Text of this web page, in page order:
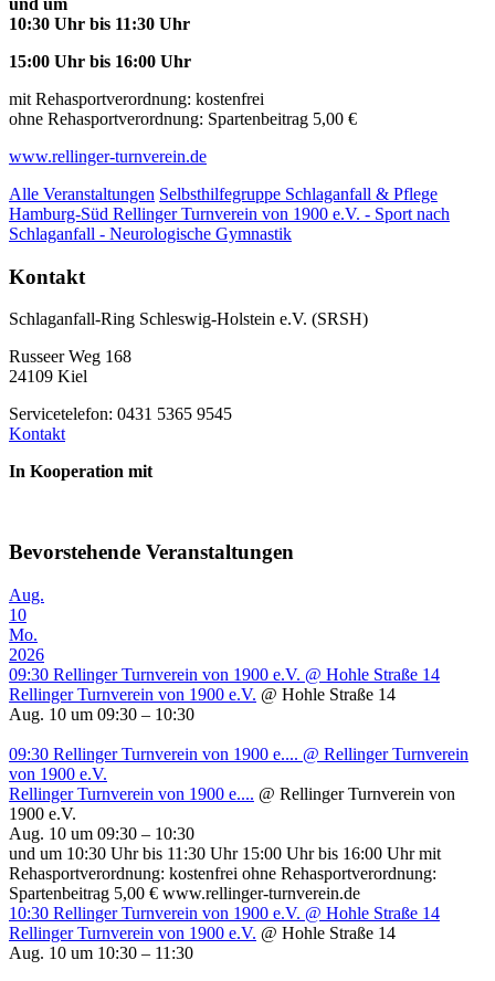
10:30 Uhr bis 11:30 Uhr
15:00 Uhr bis 16:00 Uhr
mit Rehasportverordnung: kostenfrei
ohne Rehasportverordnung: Spartenbeitrag 5,00 €
www.rellinger-turnverein.de
Alle Veranstaltungen Selbsthilfegruppe Schlaganfall & Pflege
Hamburg-Süd Rellinger Turnverein von 1900 e.V. - Sport nach
Schlaganfall - Neurologische Gymnastik
Kontakt
Schlaganfall-Ring Schleswig-Holstein e.V. (SRSH)
Russeer Weg 168
24109 Kiel
Servicetelefon: 0431 5365 9545
Kontakt
In Kooperation mit
Bevorstehende Veranstaltungen
Aug.
10
Mo.
2026
09:30 Rellinger Turnverein von 1900 e.V. @ Hohle Straße 14
Rellinger Turnverein von 1900 e.V. @ Hohle Straße 14
Aug. 10 um 09:30 – 10:30
09:30 Rellinger Turnverein von 1900 e.... @ Rellinger Turnverein
von 1900 e.V.
Rellinger Turnverein von 1900 e.... @ Rellinger Turnverein von
1900 e.V.
Aug. 10 um 09:30 – 10:30
und um 10:30 Uhr bis 11:30 Uhr 15:00 Uhr bis 16:00 Uhr mit
Rehasportverordnung: kostenfrei ohne Rehasportverordnung:
Spartenbeitrag 5,00 € www.rellinger-turnverein.de
10:30 Rellinger Turnverein von 1900 e.V. @ Hohle Straße 14
Rellinger Turnverein von 1900 e.V. @ Hohle Straße 14
Aug. 10 um 10:30 – 11:30